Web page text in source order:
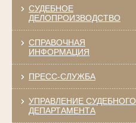
СУДЕБНОЕ
ДЕЛОПРОИЗВОДСТВО
СПРАВОЧНАЯ
ИНФОРМАЦИЯ
ПРЕСС-СЛУЖБА
УПРАВЛЕНИЕ СУДЕБНОГО
ДЕПАРТАМЕНТА